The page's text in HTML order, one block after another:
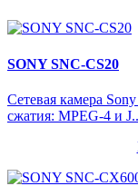
SONY SNC-CS20
Сетевая камера
сжатия: MPEG-4 и J..